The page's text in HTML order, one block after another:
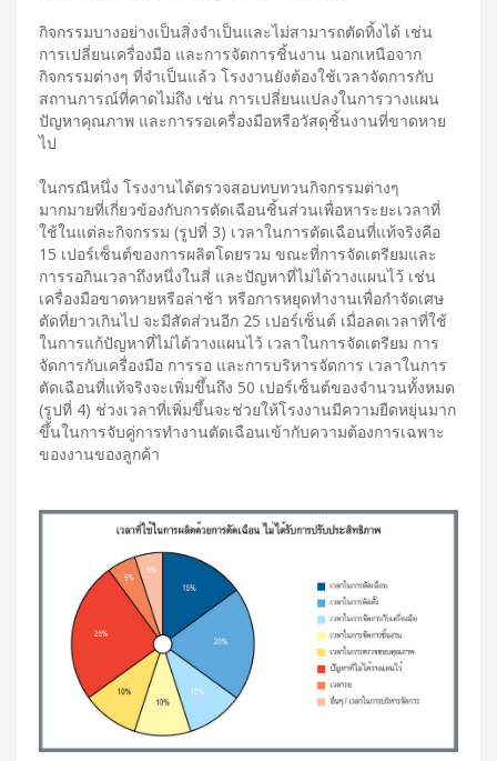
กิจกรรมบางอย่างเป็นสิ่งจำเป็นและไม่สามารถตัดทิ้งได้ เช่น
การเปลี่ยนเครื่องมือ และการจัดการชิ้นงาน นอกเหนือจาก
กิจกรรมต่างๆ ที่จำเป็นแล้ว โรงงานยังต้องใช้เวลาจัดการกับ
สถานการณ์ที่คาดไม่ถึง เช่น การเปลี่ยนแปลงในการวางแผน
ปัญหาคุณภาพ และการรอเครื่องมือหรือวัสดุชิ้นงานที่ขาดหาย
ไป
ในกรณีหนึ่ง โรงงานได้ตรวจสอบทบทวนกิจกรรมต่างๆ
มากมายที่เกี่ยวข้องกับการตัดเฉือนชิ้นส่วนเพื่อหาระยะเวลาที่
ใช้ในแต่ละกิจกรรม (รูปที่ 3) เวลาในการตัดเฉือนที่แท้จริงคือ
15 เปอร์เซ็นต์ของการผลิตโดยรวม ขณะที่การจัดเตรียมและ
การรอกินเวลาถึงหนึ่งในสี่ และปัญหาที่ไม่ได้วางแผนไว้ เช่น
เครื่องมือขาดหายหรือล่าช้า หรือการหยุดทำงานเพื่อกำจัดเศษ
ตัดที่ยาวเกินไป จะมีสัดส่วนอีก 25 เปอร์เซ็นต์ เมื่อลดเวลาที่ใช้
ในการแก้ปัญหาที่ไม่ได้วางแผนไว้ เวลาในการจัดเตรียม การ
จัดการกับเครื่องมือ การรอ และการบริหารจัดการ เวลาในการ
ตัดเฉือนที่แท้จริงจะเพิ่มขึ้นถึง 50 เปอร์เซ็นต์ของจำนวนทั้งหมด
(รูปที่ 4) ช่วงเวลาที่เพิ่มขึ้นจะช่วยให้โรงงานมีความยืดหยุ่นมาก
ขึ้นในการจับคู่การทำงานตัดเฉือนเข้ากับความต้องการเฉพาะ
ของงานของลูกค้า